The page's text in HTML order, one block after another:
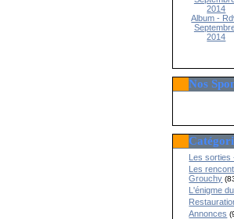
Album -
2014
Nos
Les sorties
Les
Grouchy
L'énigme
Annonces